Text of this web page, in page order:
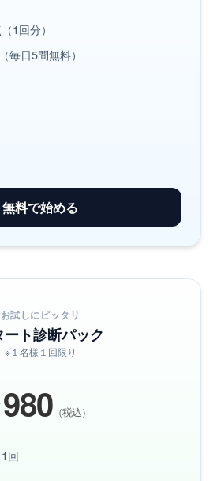
1回分）
毎日5問無料）
無料で始める
お試しにピッタリ
ート診断パック
※１名様１回限り
980（税込）
回